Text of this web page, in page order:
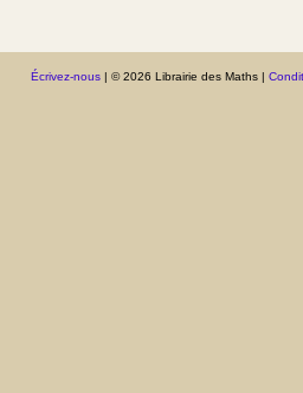
Écrivez-nous| © 2026 Librairie des Maths |